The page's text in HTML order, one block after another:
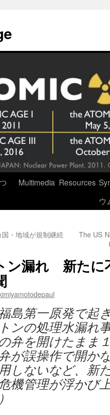
Multimedia Resources
ウ
・地域が規制継続
The US
ン漏れ 新た
島第一原発で起
ンの処理水漏れ
弁を開けたまま
が誤操作で開か
しないなど、新
機管理が浮か